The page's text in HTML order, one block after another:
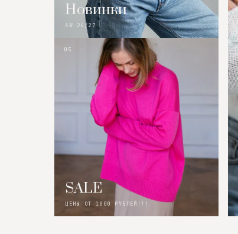
Новинки
AW 26/27
05
SALE
ЦЕНЫ ОТ 1000 РУБЛЕЙ!!!